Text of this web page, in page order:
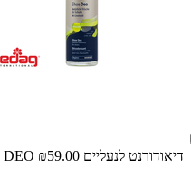
דיאודורנט לנעליים PEDAG SHOE DEO ₪59.00